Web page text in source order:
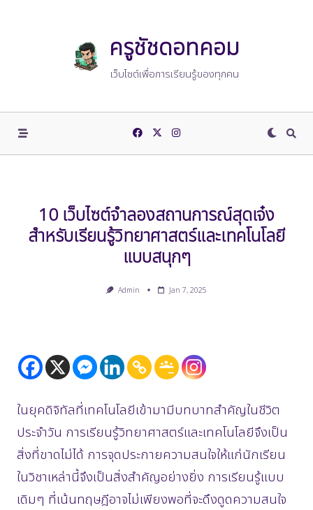
ครูชัชดอทคอม
เว็บไซต์เพื่อการเรียนรู้ของทุกคน
10 เว็บไซต์จำลองสถานการณ์สุดเจ๋ง
สำหรับเรียนรู้วิทยาศาสตร์และเทคโนโลยี
แบบสนุกๆ
Admin Jan 7, 2025
ในยุคดิจิทัลที่เทคโนโลยีเข้ามามีบทบาทสำคัญในชีวิต
ประจำวัน การเรียนรู้วิทยาศาสตร์และเทคโนโลยีจึงเป็น
สิ่งที่ขาดไม่ได้ การจุดประกายความสนใจให้แก่นักเรียน
ในวิชาเหล่านี้จึงเป็นสิ่งสำคัญอย่างยิ่ง การเรียนรู้แบบ
เดิมๆ ที่เน้นทฤษฎีอาจไม่เพียงพอที่จะดึงดูดความสนใจ